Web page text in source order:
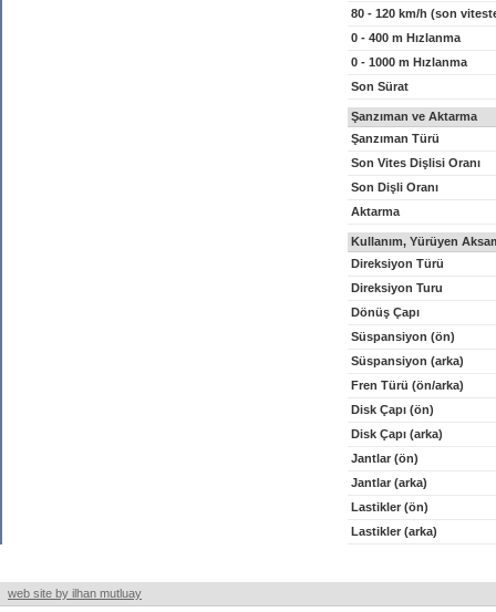
80 - 120 km/h (son
0 - 400 m Hızlanma
0 - 1000 m Hızlanma
Son Sürat
Şanzıman ve Aktarma
Şanzıman Türü
Son Vites Dişlisi Oranı
Son Dişli Oranı
Aktarma
Kullanım, Yürüyen
Direksiyon Türü
Direksiyon Turu
Dönüş Çapı
Süspansiyon (ön)
Süspansiyon (arka)
Fren Türü (ön/arka)
Disk Çapı (ön)
Disk Çapı (arka)
Jantlar (ön)
Jantlar (arka)
Lastikler (ön)
Lastikler (arka)
web site by ilhan mutluay